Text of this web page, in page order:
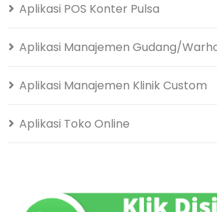
Aplikasi POS Konter Pulsa
Aplikasi Manajemen Gudang/
Aplikasi Manajemen Klinik Custom
Aplikasi Toko Online